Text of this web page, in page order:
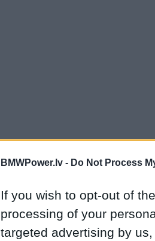
BMWPower.lv - Do Not Process
If you wish to opt-out of
processing of your
targeted advertising by